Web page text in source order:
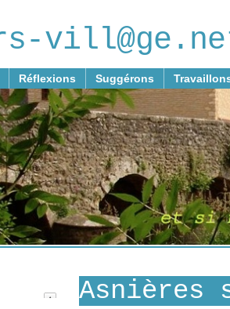
Réflexions Suggérons
Asnières